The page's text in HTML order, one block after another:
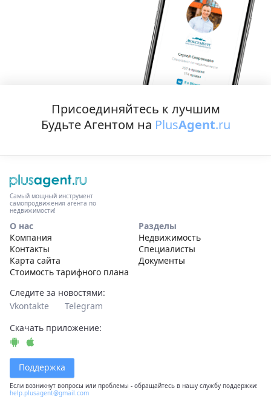
Присоединяйтесь к лучшим
Будьте Агентом на PlusAgent.ru
Самый мощный инструмент
самопродвижения агента по
недвижимости!
О нас
Компания
Контакты
Карта сайта
Стоимость тарифного плана
Разделы
Недвижимость
Специалисты
Документы
Следите за новостями:
Vkontakte
Telegram
Скачать приложение:
Поддержка
Если возникнут вопросы или проблемы - обращайтесь в нашу службу поддержки:
help.plusagent@gmail.com